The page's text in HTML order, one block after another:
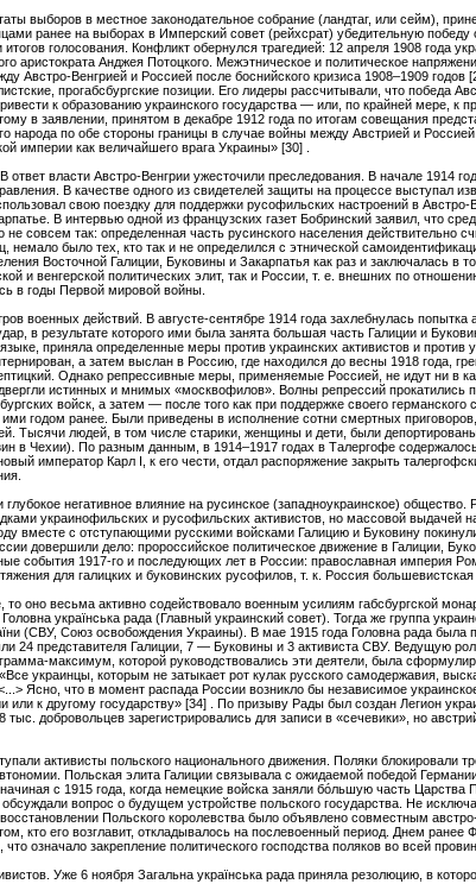
выборов в местное законодательное собрание (ландтаг, или сейм),
ранее на выборах в Имперский совет (рейхсрат) убедительную
голосования. Конфликт обернулся трагедией: 12 апреля 1908 года
аристократа Анджея Потоцкого. Межэтническое и политическое
Австро-Венгрией и Россией после боснийского кризиса 1908–1909 годов
прогабсбургские позиции. Его лидеры рассчитывали, что победа
к образованию украинского государства — или, по крайней мере, к
в заявлении, принятом в декабре 1912 года по итогам совещания
народа по обе стороны границы в случае войны между Австрией и
империи как величайшего врага Украины» [30] .
ответ власти Австро-Венгрии ужесточили преследования. В начале 1914
В качестве одного из свидетелей защиты на процессе выступал
свою поездку для поддержки русофильских настроений в Австро-
В интервью одной из французских газет Бобринский заявил, что
совсем так: определенная часть русинского населения действительно
было тех, кто так и не определился с этнической
Восточной Галиции, Буковины и Закарпатья как раз и заключалась в
и венгерской политических элит, так и России, т. е. внешних по
в годы Первой мировой войны.
военных действий. В августе-сентябре 1914 года захлебнулась попытка
в результате которого ими была занята большая часть Галиции и
приняла определенные меры против украинских активистов и против
а затем выслан в Россию, где находился до весны 1918 года,
Однако репрессивные меры, применяемые Россией, не идут ни в
истинных и мнимых «москвофилов». Волны репрессий прокатились
войск, а затем — после того как при поддержке своего германского
ими годом ранее. Были приведены в исполнение сотни смертных
Тысячи людей, в том числе старики, женщины и дети, были
в Чехии). По разным данным, в 1914–1917 годах в Талергофе
император Карл I, к его чести, отдал распоряжение закрыть
негативное влияние на русинское (западноукраинское) общество.
украинофильских и русофильских активистов, но массовой выдачей
вместе с отступающими русскими войсками Галицию и Буковину
довершили дело: пророссийское политическое движение в Галиции,
события 1917-го и последующих лет в России: православная империя
для галицких и буковинских русофилов, т. к. Россия
то оно весьма активно содействовало военным усилиям габсбургской
украïнська рада (Главный украинский совет). Тогда же группа
(СВУ, Cоюз освобождения Украины). В мае 1915 года Головна рада была
24 представителя Галиции, 7 — Буковины и 3 активиста СВУ. Ведущую
максимум, которой руководствовались эти деятели, была
украинцы, которым не затыкает рот кулак русского самодержавия,
Ясно, что в момент распада России возникло бы независимое
или к другому государству» [34] . По призыву Рады был создан Легион
добровольцев зарегистрировались для записи в «сечевики», но
активисты польского национального движения. Поляки блокировали
Польская элита Галиции связывала с ожидаемой победой
с 1915 года, когда немецкие войска заняли бóльшую часть Царства
вопрос о будущем устройстве польского государства. Не
Польского королевства было объявлено совместным
кто его возглавит, откладывалось на послевоенный период. Днем
означало закрепление политического господства поляков во всей
Уже 6 ноября Загальна украïнська рада приняла резолюцию, в